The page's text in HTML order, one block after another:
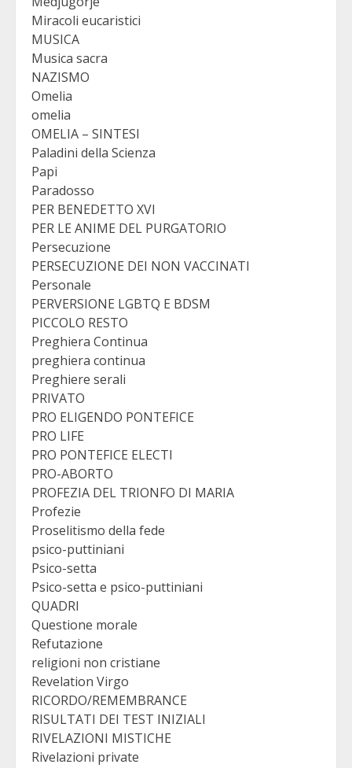
Miracoli eucaristici
MUSICA
Musica sacra
NAZISMO
Omelia
omelia
OMELIA – SINTESI
Paladini della Scienza
Papi
Paradosso
PER BENEDETTO XVI
PER LE ANIME DEL PURGATORIO
Persecuzione
PERSECUZIONE DEI NON VACCINATI
Personale
PERVERSIONE LGBTQ E BDSM
PICCOLO RESTO
Preghiera Continua
preghiera continua
Preghiere serali
PRIVATO
PRO ELIGENDO PONTEFICE
PRO LIFE
PRO PONTEFICE ELECTI
PRO-ABORTO
PROFEZIA DEL TRIONFO DI MARIA
Profezie
Proselitismo della fede
psico-puttiniani
Psico-setta
Psico-setta e psico-puttiniani
QUADRI
Questione morale
Refutazione
religioni non cristiane
Revelation Virgo
RICORDO/REMEMBRANCE
RISULTATI DEI TEST INIZIALI
RIVELAZIONI MISTICHE
Rivelazioni private